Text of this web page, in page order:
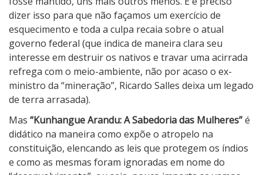
i
a
d
a
s
M
u
l
h
e
r
e
dizer isso para que não façamos um exercício de
esquecimento e toda a culpa recaia sobre o atual
governo federal (que indica de maneira clara seu
interesse em destruir os nativos e travar uma acirrada
refrega com o meio-ambiente, não por acaso o ex-
ministro da “mineração”, Ricardo Salles deixa um legado
de terra arrasada).
Mas “Kunhangue Arandu: A Sabedoria das Mulheres”é
didático na maneira como expõe o atropelo na
constituição, elencando as leis que protegem os índios
e como as mesmas foram ignoradas em nome do